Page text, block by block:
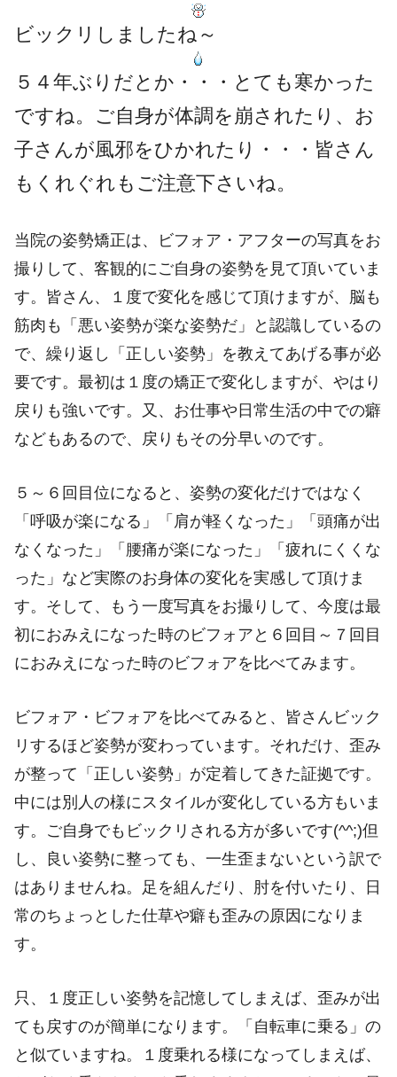
ビックリしましたね～
５４年ぶりだとか・・・とても寒かった
ですね。ご自身が体調を崩されたり、お
子さんが風邪をひかれたり・・・皆さん
もくれぐれもご注意下さいね。
当院の姿勢矯正は、ビフォア・アフターの写真をお
撮りして、客観的にご自身の姿勢を見て頂いていま
す。皆さん、１度で変化を感じて頂けますが、脳も
筋肉も「悪い姿勢が楽な姿勢だ」と認識しているの
で、繰り返し「正しい姿勢」を教えてあげる事が必
要です。最初は１度の矯正で変化しますが、やはり
戻りも強いです。又、お仕事や日常生活の中での癖
などもあるので、戻りもその分早いのです。
５～６回目位になると、姿勢の変化だけではなく
「呼吸が楽になる」「肩が軽くなった」「頭痛が出
なくなった」「腰痛が楽になった」「疲れにくくな
った」など実際のお身体の変化を実感して頂けま
す。そして、もう一度写真をお撮りして、今度は最
初におみえになった時のビフォアと６回目～７回目
におみえになった時のビフォアを比べてみます。
ビフォア・ビフォアを比べてみると、皆さんビック
リするほど姿勢が変わっています。それだけ、歪み
が整って「正しい姿勢」が定着してきた証拠です。
中には別人の様にスタイルが変化している方もいま
す。ご自身でもビックリされる方が多いです(^^;)但
し、良い姿勢に整っても、一生歪まないという訳で
はありませんね。足を組んだり、肘を付いたり、日
常のちょっとした仕草や癖も歪みの原因になりま
す。
只、１度正しい姿勢を記憶してしまえば、歪みが出
ても戻すのが簡単になります。「自転車に乗る」の
と似ていますね。１度乗れる様になってしまえば、